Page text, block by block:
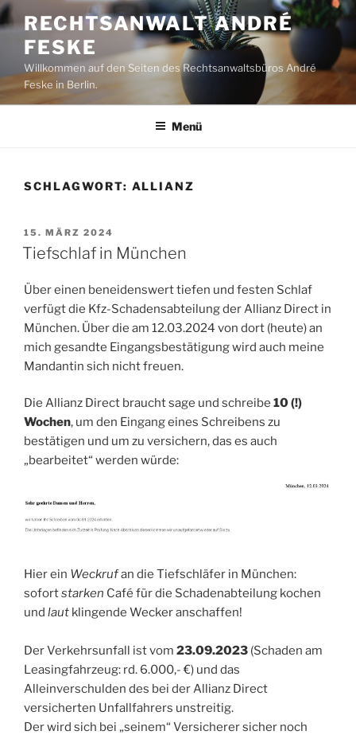
Zum
Inhalt
springen
RECHTSANWALT ANDRÉ
FESKE
Willkommen auf den Seiten des Rechtsanwaltsbüros André
Feske in Berlin.
Menü
SCHLAGWORT: ALLIANZ
VERÖFFENTLICHT
AM
15. MÄRZ 2024
Tiefschlaf in München
Über einen beneidenswert tiefen und festen Schlaf
verfügt die Kfz-Schadensabteilung der Allianz Direct in
München. Über die am 12.03.2024 von dort (heute) an
mich gesandte Eingangsbestätigung wird auch meine
Mandantin sich nicht freuen.
Die Allianz Direct braucht sage und schreibe 10 (!)
Wochen, um den Eingang eines Schreibens zu
bestätigen und um zu versichern, das es auch
„bearbeitet“ werden würde:
Hier ein Weckrufan die Tiefschläfer in München:
sofortstarken Café für die Schadenabteilung kochen
und laut klingende Wecker anschaffen!
Der Verkehrsunfall ist vom 23.09.2023 (Schaden am
Leasingfahrzeug: rd. 6.000,- €) und das
Alleinverschulden des bei der Allianz Direct
versicherten Unfallfahrers unstreitig.
Der wird sich bei „seinem“ Versicherer sicher noch